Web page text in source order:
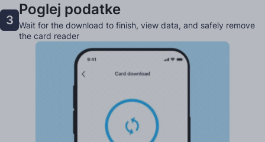
3
Poglej podatke
Wait for the download to finish, view data, and safely remove
the card reader